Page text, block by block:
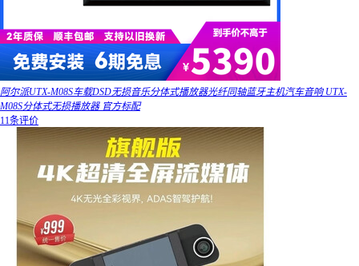
阿尔派UTX-M08S车载DSD无损音乐分体式播放器光纤同轴蓝牙主机汽车音响 UTX-
M08S分体式无损播放器 官方标配
11条评价